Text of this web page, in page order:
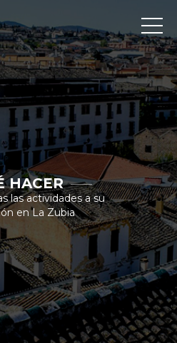
HACER
las actividades a su
en La Zubia